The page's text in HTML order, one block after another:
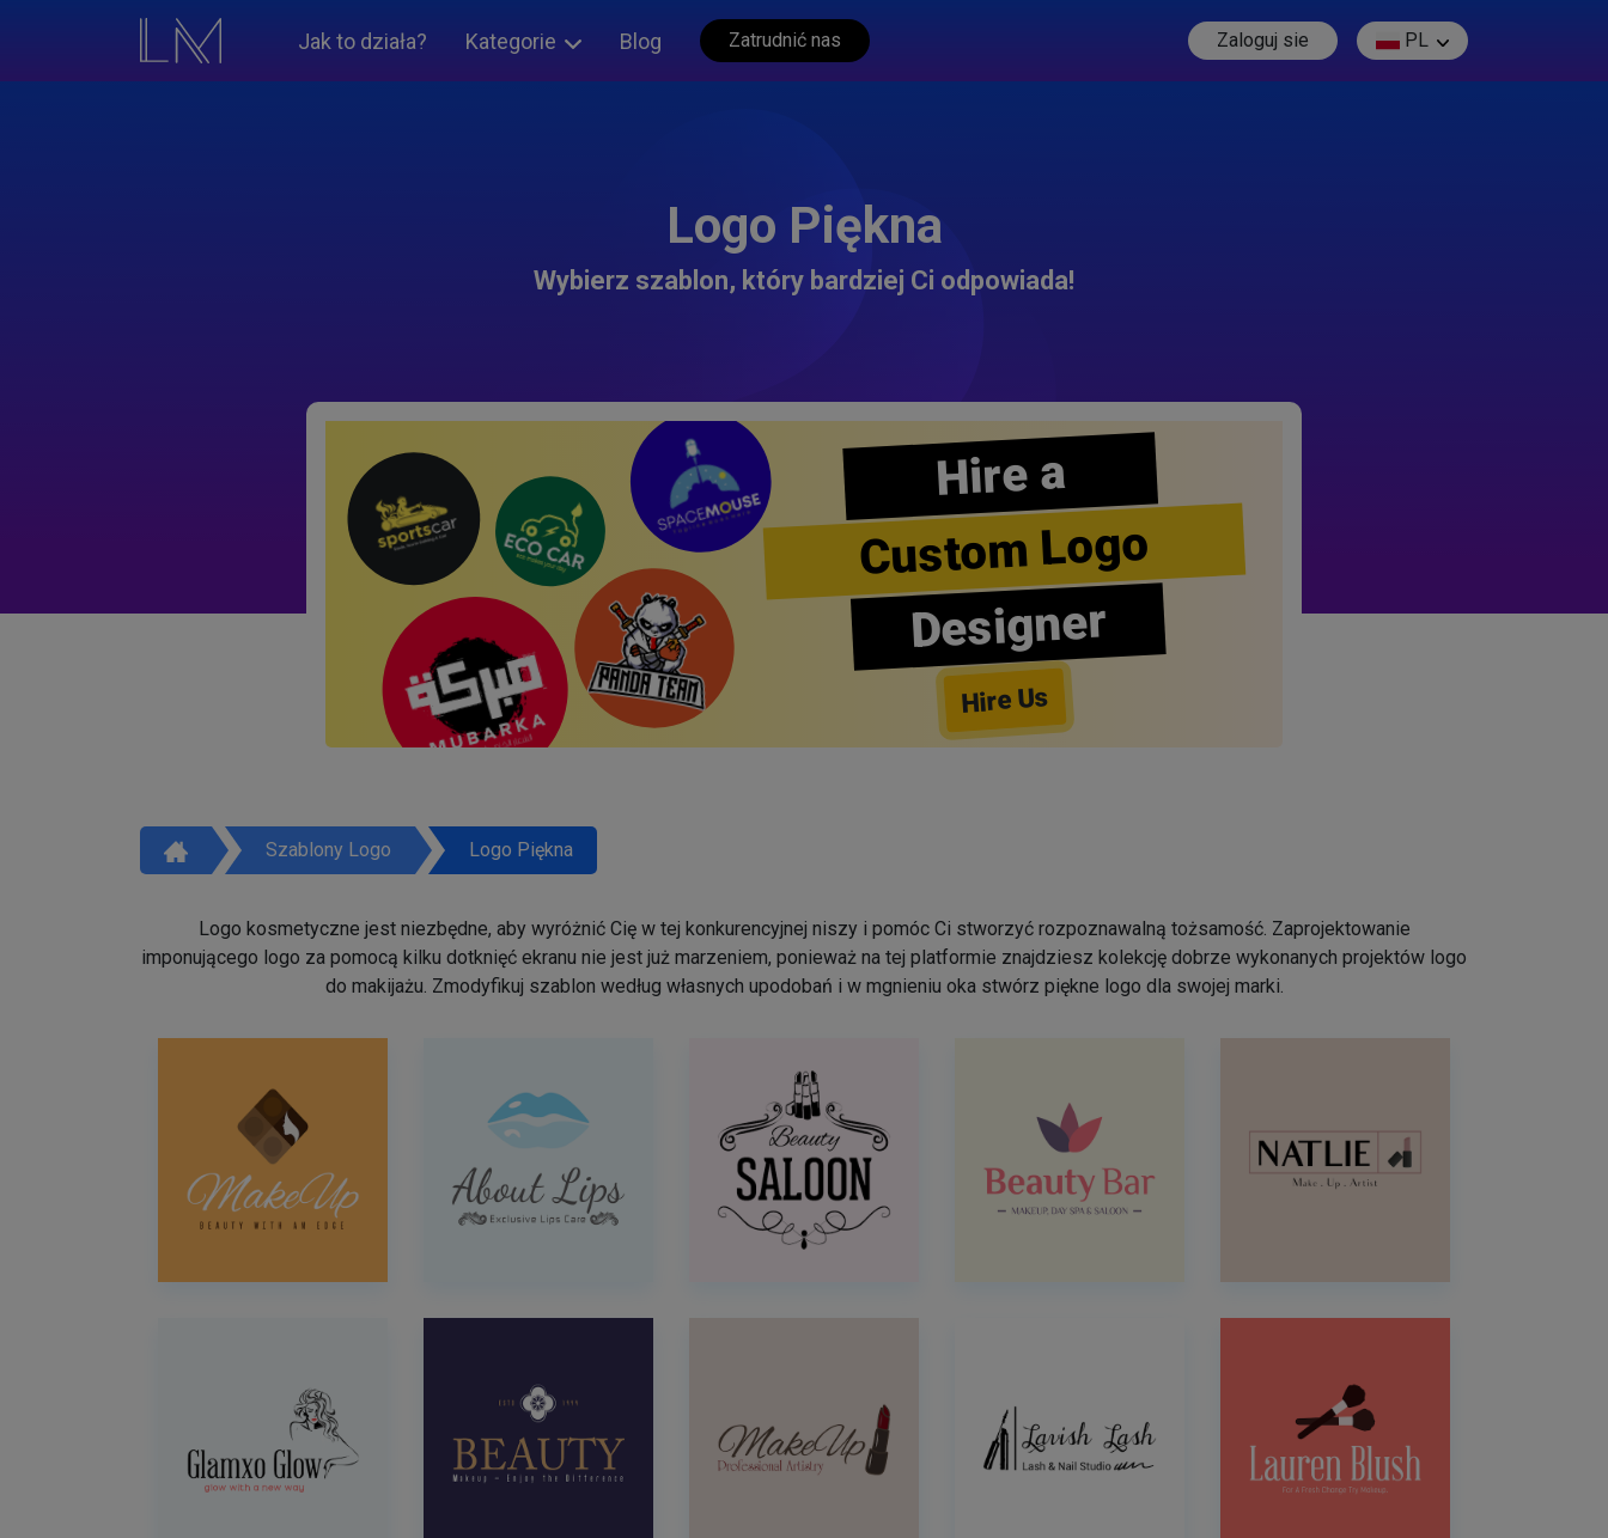
Jak to działa? Kategorie Blog Zatrudnić nas Zaloguj sie PL
Logo Piękna
Wybierz szablon, który bardziej Ci odpowiada!
Hire a
Custom Logo
Designer
Hire Us
Szablony Logo Logo Piękna
Logo kosmetyczne jest niezbędne, aby wyróżnić Cię w tej konkurencyjnej niszy i pomóc Ci stworzyć rozpoznawalną tożsamość. Zaprojektowanie
imponującego logo za pomocą kilku dotknięć ekranu nie jest już marzeniem, ponieważ na tej platformie znajdziesz kolekcję dobrze wykonanych projektów logo
do makijażu. Zmodyfikuj szablon według własnych upodobań i w mgnieniu oka stwórz piękne logo dla swojej marki.